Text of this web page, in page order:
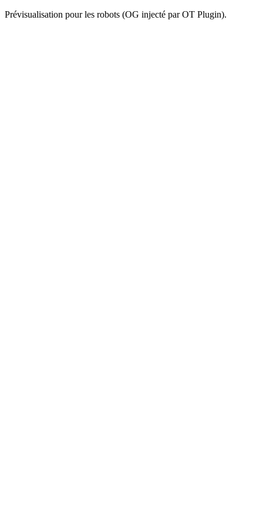
Prévisualisation pour les robots (OG injecté par OT Plugin).